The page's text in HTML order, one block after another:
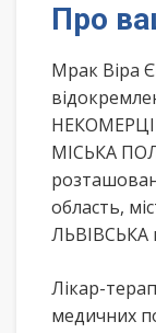
Про
Мрак Віра
МІСЬКА
область,
ЛЬВІВСЬКА
Лікар-
медичних